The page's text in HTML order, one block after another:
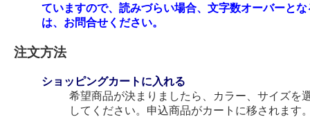
ていますので、読みづらい場合、文字数オーバーと
は、お問合せください。
注文方法
ショッピングカートに入れる
希望商品が決まりましたら、カラー、サイズを
してください。申込商品がカートに移されます